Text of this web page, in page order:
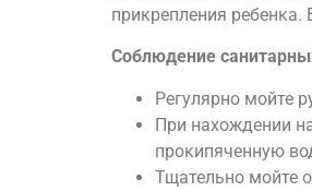
прикрепления ребенка.
Соблюдение
Регулярно мойте
При нахождении
прокипяченную
Тщательно мойте